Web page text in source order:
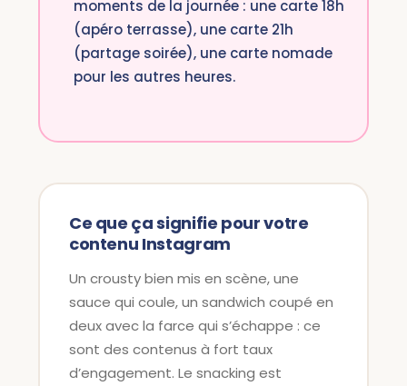
moments de la journée : une carte 18h
(apéro terrasse), une carte 21h
(partage soirée), une carte nomade
pour les autres heures.
Ce que ça signifie pour votre
contenu Instagram
Un crousty bien mis en scène, une
sauce qui coule, un sandwich coupé en
deux avec la farce qui s’échappe : ce
sont des contenus à fort taux
d’engagement. Le snacking est